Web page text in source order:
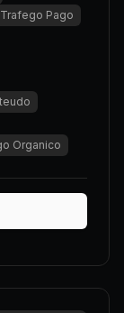
Trafego Pago
Organico